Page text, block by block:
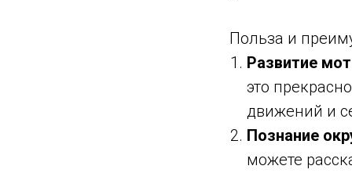
Польза и
Развитие
это
движений и
Познание
можете